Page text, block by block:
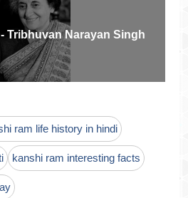
- Tribhuvan Narayan Singh
ram life history in hindi
kanshi ram interesting facts